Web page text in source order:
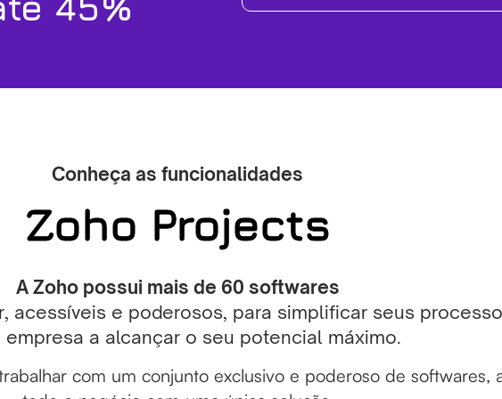
Conheça as funcionalidades
Zoho Projects
A Zoho possui mais de 60 softwares
acessíveis e poderosos, para simplificar seus
empresa a alcançar o seu potencial máximo.
com um conjunto exclusivo e poderoso de softwares,